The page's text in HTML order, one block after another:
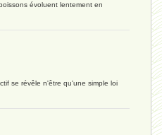
*
évoluent lentement en
se révêle n'être qu'une simple loi